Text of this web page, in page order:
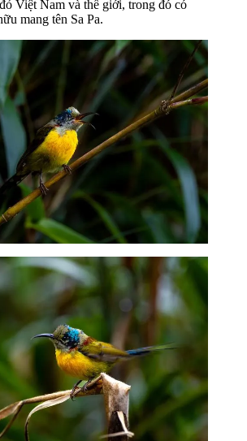
Việt Nam và thế giới, trong đó có
mang tên Sa Pa.